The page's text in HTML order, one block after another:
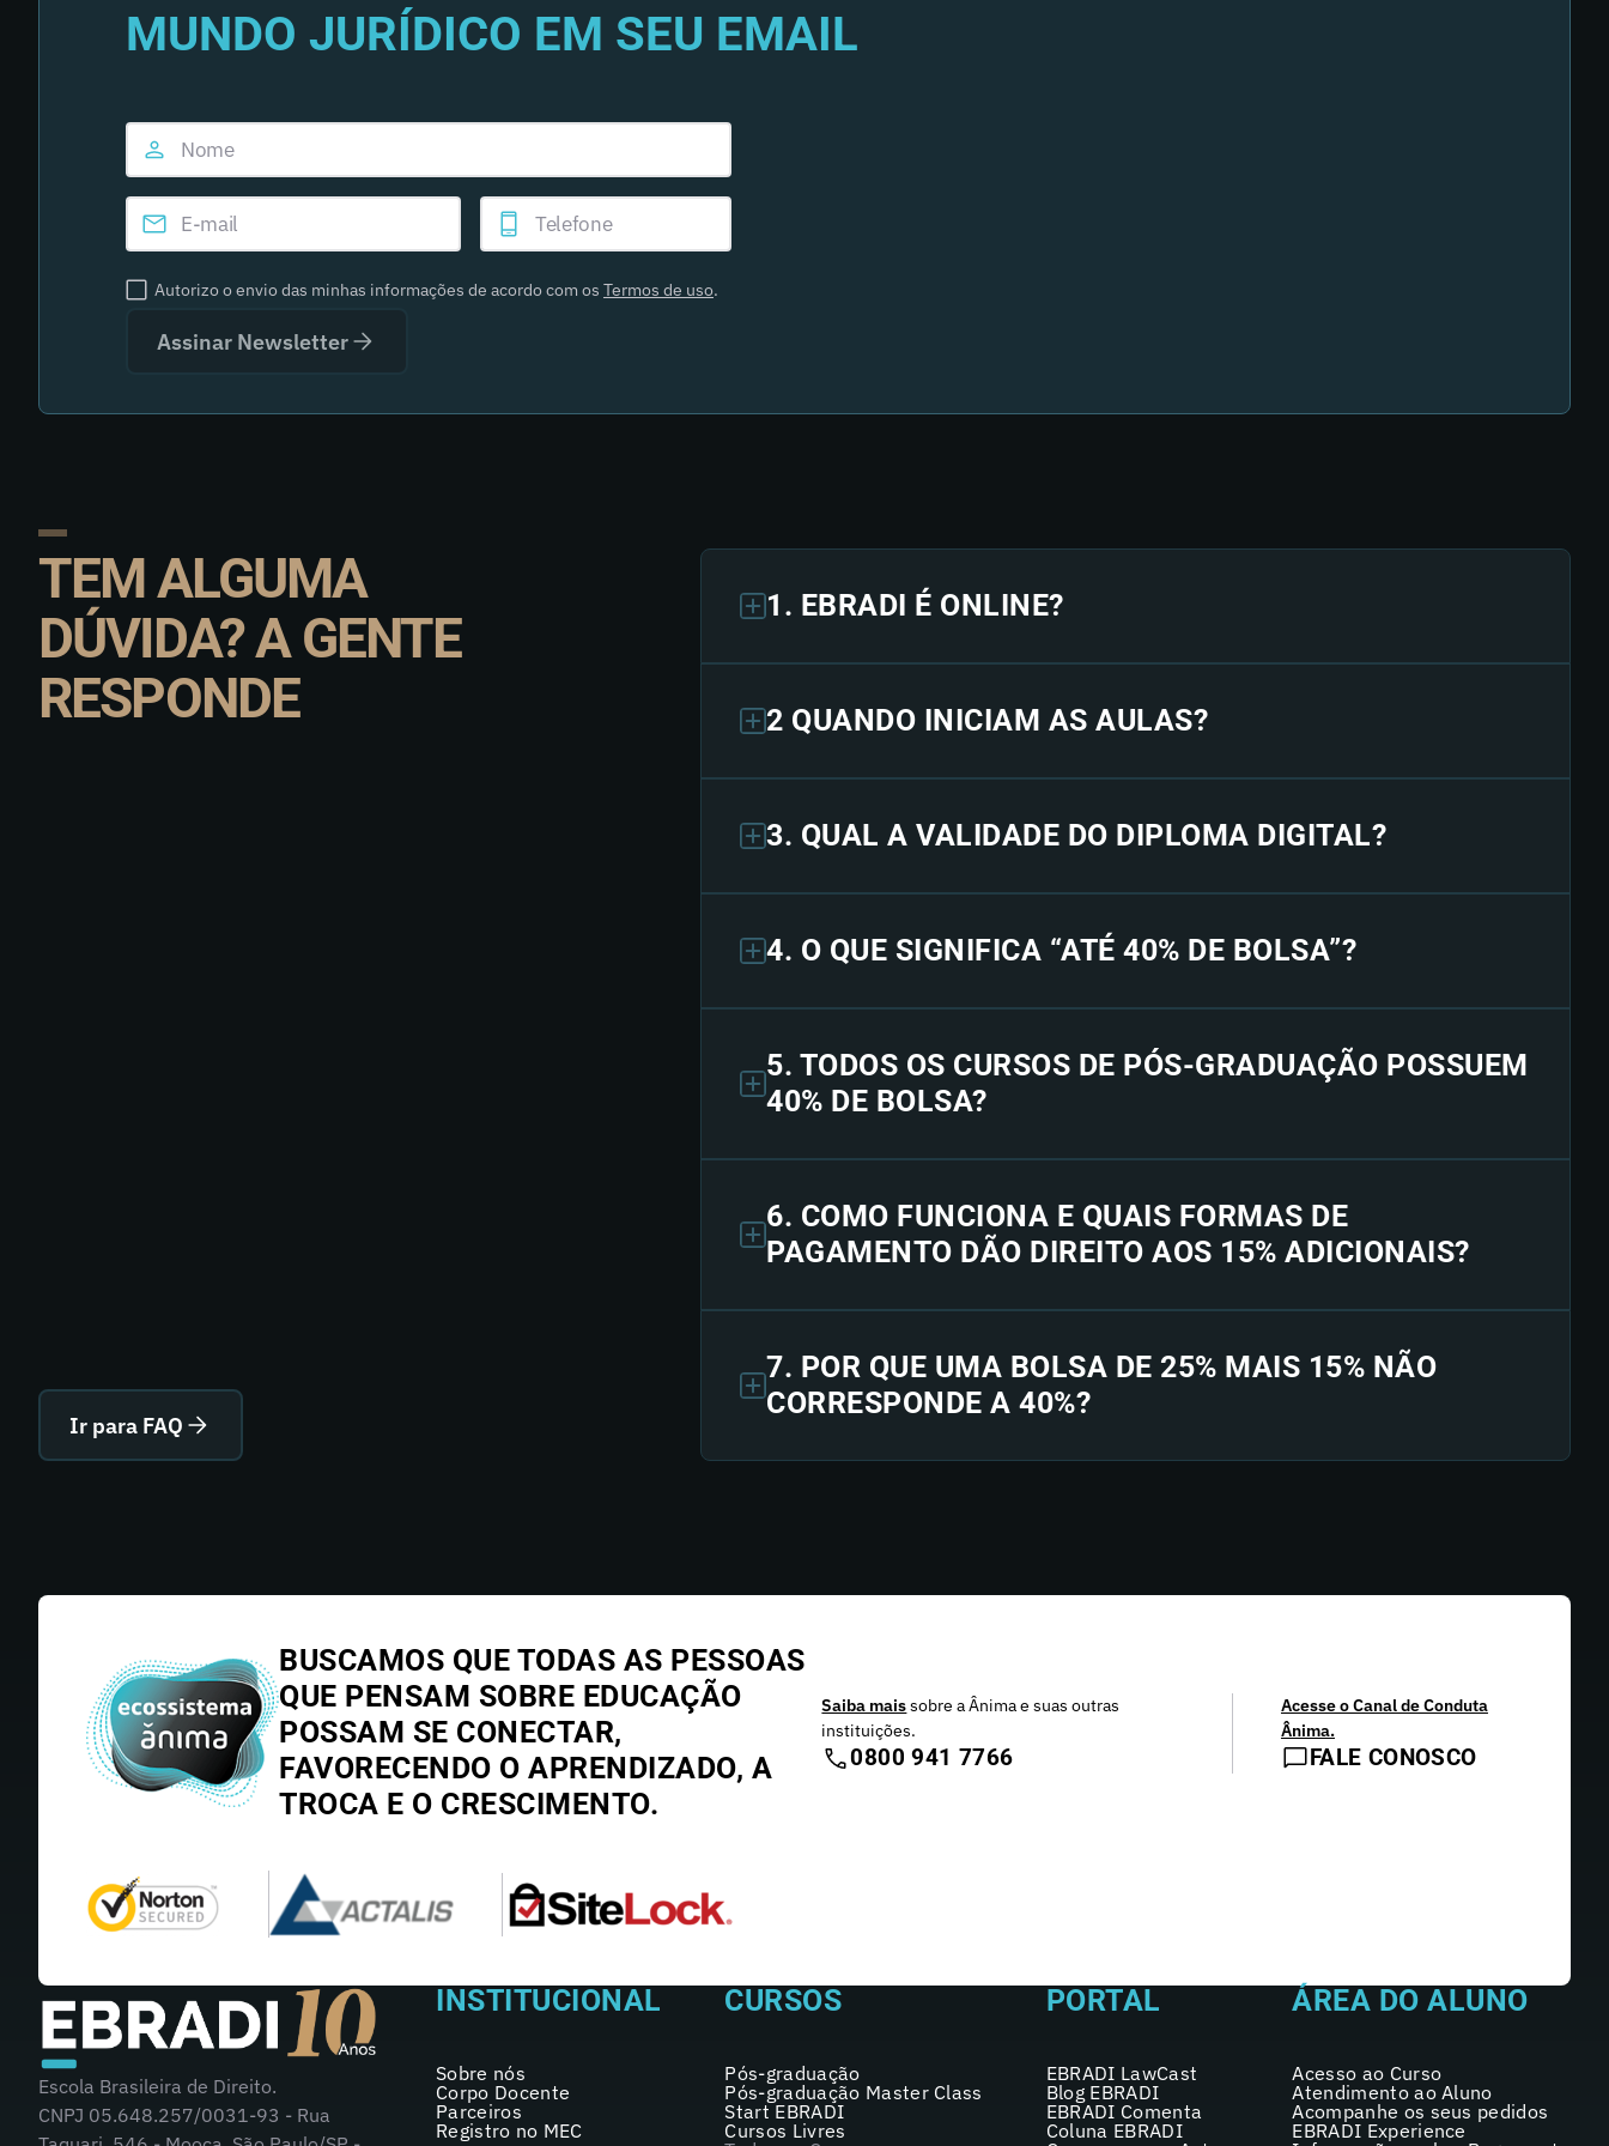
MUNDO JURÍDICO EM SEU EMAIL
Autorizo o envio das minhas informações de acordo com os Termos de uso.
Assinar Newsletter
TEM ALGUMA
DÚVIDA? A GENTE
RESPONDE
Ir para FAQ
1. EBRADI É ONLINE?
2 QUANDO INICIAM AS AULAS?
3. QUAL A VALIDADE DO DIPLOMA DIGITAL?
4. O QUE SIGNIFICA “ATÉ 40% DE BOLSA”?
5. TODOS OS CURSOS DE PÓS-GRADUAÇÃO POSSUEM
40% DE BOLSA?
6. COMO FUNCIONA E QUAIS FORMAS DE
PAGAMENTO DÃO DIREITO AOS 15% ADICIONAIS?
7. POR QUE UMA BOLSA DE 25% MAIS 15% NÃO
CORRESPONDE A 40%?
BUSCAMOS QUE TODAS AS PESSOAS
QUE PENSAM SOBRE EDUCAÇÃO
POSSAM SE CONECTAR,
FAVORECENDO O APRENDIZADO, A
TROCA E O CRESCIMENTO.
Saiba maissobre a Ânima e suas outras
instituições.
0800 941 7766
Acesse o Canal de Conduta
Ânima.
FALE CONOSCO
Escola Brasileira de Direito.
CNPJ 05.648.257/0031-93 - Rua
INSTITUCIONAL
Sobre nós
Corpo Docente
Parceiros
Registro no MEC
CURSOS
Pós-graduação
Pós-graduação Master Class
Start EBRADI
Cursos Livres
PORTAL
EBRADI LawCast
Blog EBRADI
EBRADI Comenta
Coluna EBRADI
ÁREA DO ALUNO
Acesso ao Curso
Atendimento ao Aluno
Acompanhe os seus pedidos
EBRADI Experience